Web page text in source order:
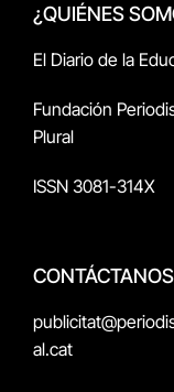
¿QUIÉNES
El Diario de la
Fundación
Plural
ISSN 3081-314X
CONTÁCTANOS
al.cat